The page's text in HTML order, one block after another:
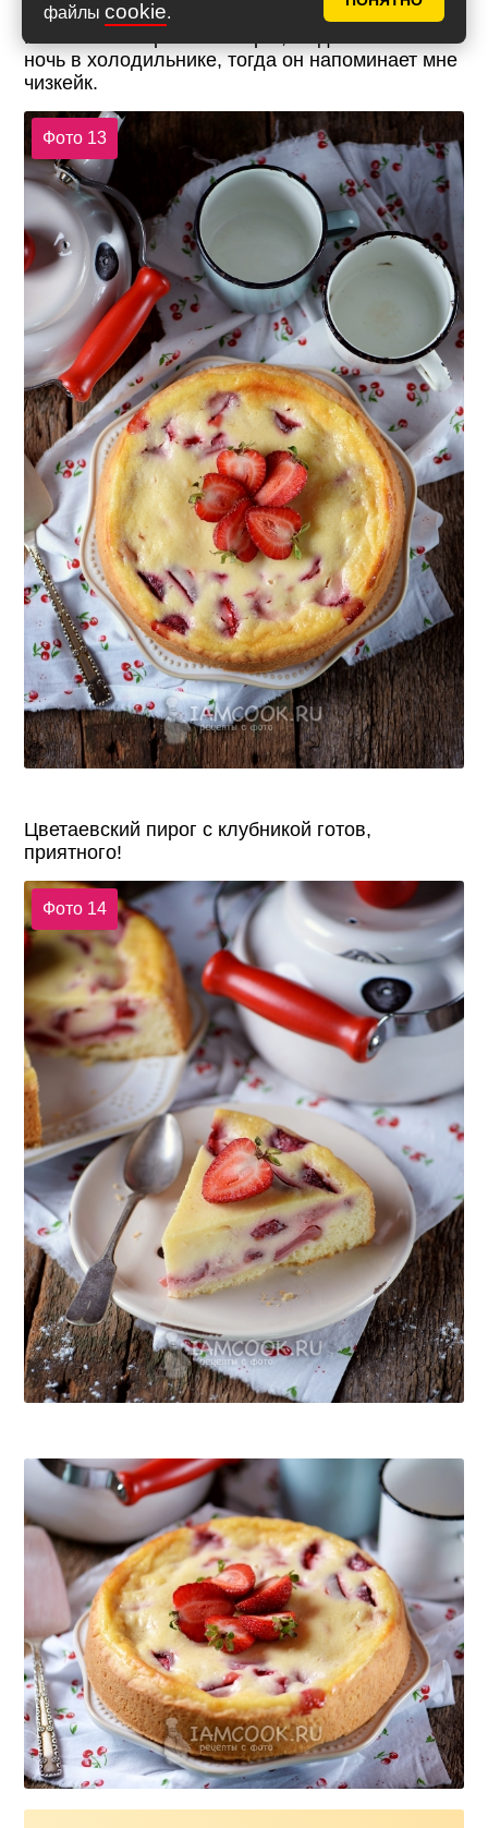
файлы cookie.
Мне больше нравится пирог, когда он постоит
ночь в холодильнике, тогда он напоминает мне
чизкейк.
Фото 13
Цветаевский пирог с клубникой готов,
приятного!
Фото 14